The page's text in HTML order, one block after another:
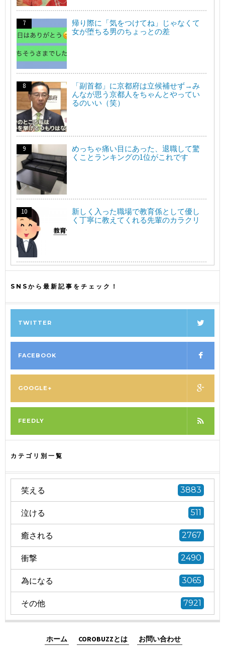
帰り際に「気をつけてね」じゃなくて
女が堕ちる男のちょっとの差
「副首都」に京都府は立候補せず→み
んなが思う京都人をちゃんとやってい
るのいい（笑）
めっちゃ痛い目にあった、退職して驚
くことランキングの1位がこれです
新しく入った職場で教育係として優し
く丁寧に教えてくれる先輩のカラクリ
SNSから最新記事をチェック！
TWITTER
FACEBOOK
GOOGLE+
FEEDLY
カテゴリ別一覧
笑える 3883
泣ける 511
癒される 2767
衝撃 2490
為になる 3065
その他 7921
ホーム COROBUZZとは お問い合わせ